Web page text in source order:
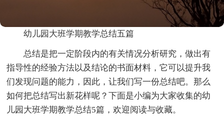
幼儿园大班学期教学总结五篇
总结是把一定阶段内的有关情况分析研究，做出有
指导性的经验方法以及结论的书面材料，它可以提升我
们发现问题的能力，因此，让我们写一份总结吧。那么
如何把总结写出新花样呢？下面是小编为大家收集的幼
儿园大班学期教学总结5篇，欢迎阅读与收藏。